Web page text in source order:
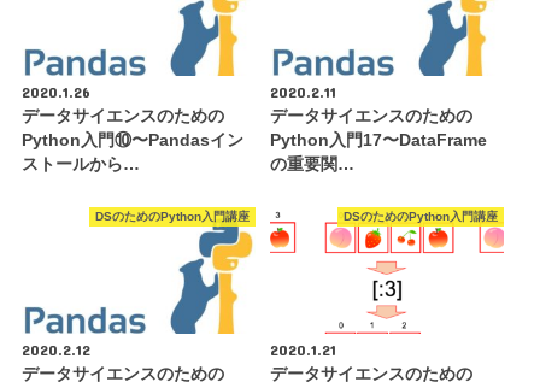
2020.1.26
データサイエンスのための
Python入門⑩〜Pandasイン
ストールから…
2020.2.11
データサイエンスのための
Python入門17〜DataFrame
の重要関…
DSのためのPython入門講座
2020.2.12
データサイエンスのための
DSのためのPython入門講座
2020.1.21
データサイエンスのための